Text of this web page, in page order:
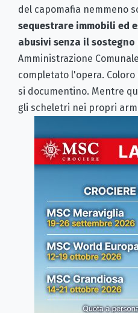
del capomafia nemmeno
sequestrare immobili ed
abusivi senza il sostegno
Amministrazione
completato l'opera.
si documentino. Mentre
gli scheletri nei propri